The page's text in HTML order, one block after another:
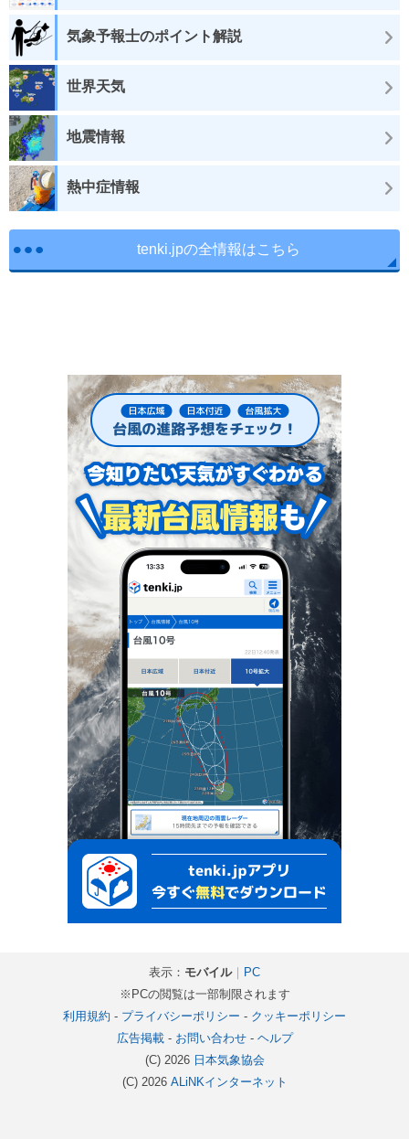
気象予報士のポイント解説
世界天気
地震情報
熱中症情報
tenki.jpの全情報はこちら
表示： モバイル｜
PC
※PCの閲覧は一部制限されます
利用規約 - プライバシーポリシー - クッキーポリシー
広告掲載- お問い合わせ- ヘルプ
(C) 2026 日本気象協会
(C) 2026 ALiNKインターネット